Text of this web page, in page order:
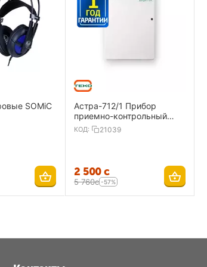
SOMiC
Астра-712/1 Прибор
приемно-контрольный
охранно-пожарный 1
ШС,ИП
КОД: 21039
2 500с
5 760с -57%